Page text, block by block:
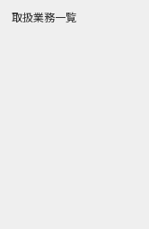
取扱業務一覧